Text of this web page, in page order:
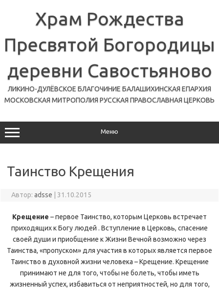
содержимомуХрам Рождества
Пресвятой Богородицы
деревни Савостьяново
ЛИКИНО-ДУЛЁВСКОЕ БЛАГОЧИНИЕ БАЛАШИХИНСКАЯ ЕПАРХИЯ
МОСКОВСКАЯ МИТРОПОЛИЯ РУССКАЯ ПРАВОСЛАВНАЯ ЦЕРКОВЬ
Меню
Таинство Крещения
Автор: adsse 31.10.2015
Крещение – первое Таинство, которым Церковь встречает
приходящих к Богу людей . Вступление в Церковь, спасение
своей души и приобщение к Жизни Вечной возможно через
Таинства, «пропуском» для участия в которых является первое
Таинство в духовной жизни человека – Крещение. Крещение
принимают не для того, чтобы не болеть, чтобы иметь
жизненный успех, избавиться от неприятностей, но для того,